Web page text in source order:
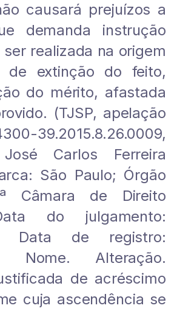
causará prejuízos a
demanda instrução
realizada na origem
de extinção do feito,
do mérito, afastada
(TJSP, apelação
39.2015.8.26.0009,
José Carlos Ferreira
São Paulo; Órgão
Câmara de Direito
do julgamento:
Data de registro:
Nome. Alteração.
de acréscimo
cuja ascendência se